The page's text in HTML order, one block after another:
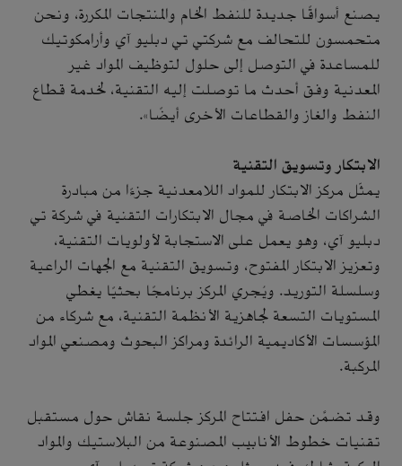
يصنع أسواقًا جديدة للنفط الخام والمنتجات المكررة، ونحن
متحمسون للتحالف مع شركتي تي دبليو آي وأرامكوتيك
للمساعدة في التوصل إلى حلول لتوظيف المواد غير
المعدنية وفق أحدث ما توصلت إليه التقنية، لخدمة قطاع
النفط والغاز والقطاعات الأخرى أيضًا».
الابتكار وتسويق التقنية
يمثّل مركز الابتكار للمواد اللامعدنية جزءًا من مبادرة
الشراكات الخاصة في مجال الابتكارات التقنية في شركة تي
دبليو آي، وهو يعمل على الاستجابة لأولويات التقنية،
وتعزيز الابتكار المفتوح، وتسويق التقنية مع الجهات الراعية
وسلسلة التوريد. ويُجري المركز برنامجًا بحثيًا يغطي
المستويات التسعة لجاهزية الأنظمة التقنية، مع شركاء من
المؤسسات الأكاديمية الرائدة ومراكز البحوث ومصنعي المواد
المركبة.
وقد تضمَّن حفل افتتاح المركز جلسة نقاش حول مستقبل
تقنيات خطوط الأنابيب المصنوعة من البلاستيك والمواد